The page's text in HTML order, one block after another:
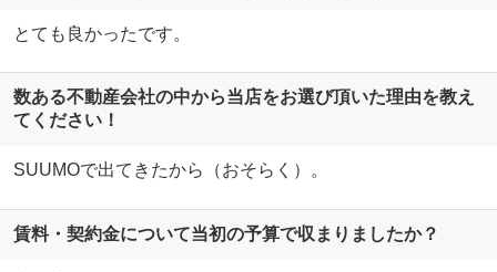
とても良かったです。
数ある不動産会社の中から当店をお選び頂いた理由を教え
てください！
SUUMOで出てきたから（おそらく）。
賃料・契約金について当初の予算で収まりましたか？